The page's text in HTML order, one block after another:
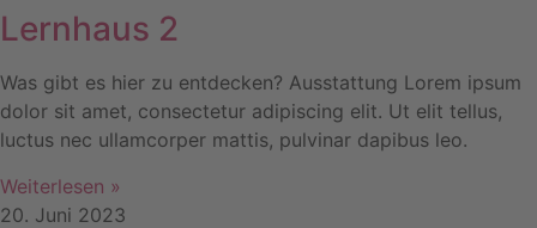
Lernhaus 2
Was gibt es hier zu entdecken? Ausstattung Lorem ipsum
dolor sit amet, consectetur adipiscing elit. Ut elit tellus,
luctus nec ullamcorper mattis, pulvinar dapibus leo.
Weiterlesen »
20. Juni 2023